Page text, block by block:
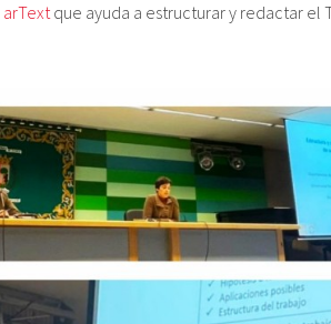
arTextque ayuda a estructurar y redactar el